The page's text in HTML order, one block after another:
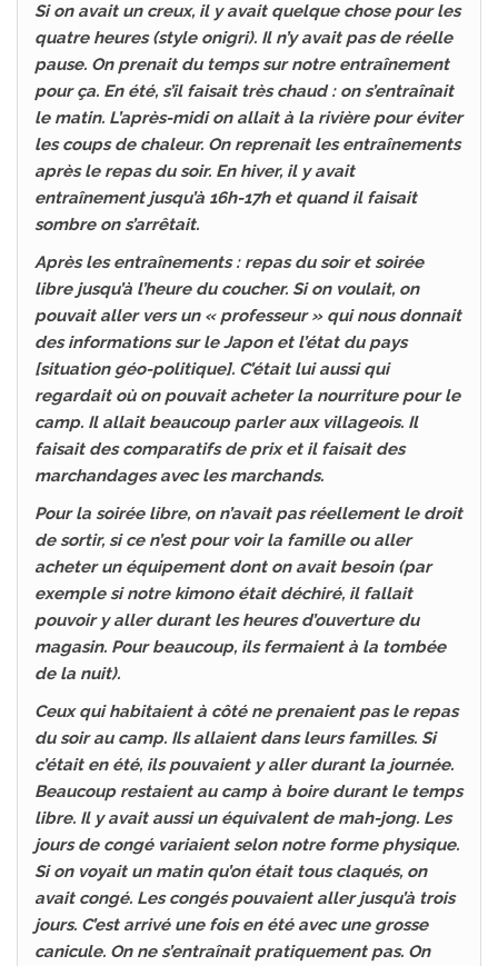
Si on avait un creux, il y avait quelque chose pour les
quatre heures (style onigri). Il n’y avait pas de réelle
pause. On prenait du temps sur notre entraînement
pour ça. En été, s’il faisait très chaud : on s’entraînait
le matin. L’après-midi on allait à la rivière pour éviter
les coups de chaleur. On reprenait les entraînements
après le repas du soir. En hiver, il y avait
entraînement jusqu’à 16h-17h et quand il faisait
sombre on s’arrêtait.
Après les entraînements : repas du soir et soirée
libre jusqu’à l’heure du coucher. Si on voulait, on
pouvait aller vers un « professeur » qui nous donnait
des informations sur le Japon et l’état du pays
[situation géo-politique]. C’était lui aussi qui
regardait où on pouvait acheter la nourriture pour le
camp. Il allait beaucoup parler aux villageois. Il
faisait des comparatifs de prix et il faisait des
marchandages avec les marchands.
Pour la soirée libre, on n’avait pas réellement le droit
de sortir, si ce n’est pour voir la famille ou aller
acheter un équipement dont on avait besoin (par
exemple si notre kimono était déchiré, il fallait
pouvoir y aller durant les heures d’ouverture du
magasin. Pour beaucoup, ils fermaient à la tombée
de la nuit).
Ceux qui habitaient à côté ne prenaient pas le repas
du soir au camp. Ils allaient dans leurs familles. Si
c’était en été, ils pouvaient y aller durant la journée.
Beaucoup restaient au camp à boire durant le temps
libre. Il y avait aussi un équivalent de mah-jong. Les
jours de congé variaient selon notre forme physique.
Si on voyait un matin qu’on était tous claqués, on
avait congé. Les congés pouvaient aller jusqu’à trois
jours. C’est arrivé une fois en été avec une grosse
canicule. On ne s’entraînait pratiquement pas. On